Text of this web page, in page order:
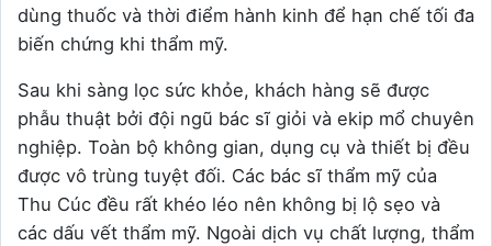
dùng thuốc và thời điểm hành kinh để hạn chế tối đa
biến chứng khi thẩm mỹ.
Sau khi sàng lọc sức khỏe, khách hàng sẽ được
phẫu thuật bởi đội ngũ bác sĩ giỏi và ekip mổ chuyên
nghiệp. Toàn bộ không gian, dụng cụ và thiết bị đều
được vô trùng tuyệt đối. Các bác sĩ thẩm mỹ của
Thu Cúc đều rất khéo léo nên không bị lộ sẹo và
các dấu vết thẩm mỹ. Ngoài dịch vụ chất lượng, thẩm